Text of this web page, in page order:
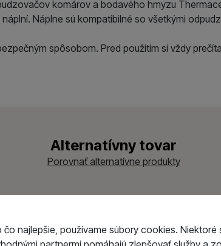
najlepšie, používame súbory cookies.
komárov a bodavého hmyzu
Náplne sú kompatibilné so všetkými
spôsobom. Pred použitím si vždy
Alternatívny tovar
Porovnať alternatívne produkty